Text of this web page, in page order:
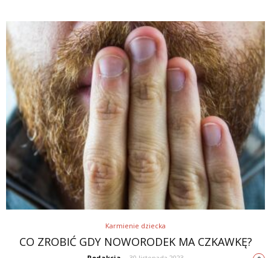
Karmienie dziecka
CO ZROBIĆ GDY NOWORODEK MA CZKAWKĘ?